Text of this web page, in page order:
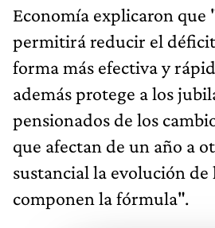
Economía explicaron que
permitirá reducir el
forma más efectiva y
además protege a los
pensionados de los
que afectan de un año a
sustancial la evolución de
componen la fórmula".